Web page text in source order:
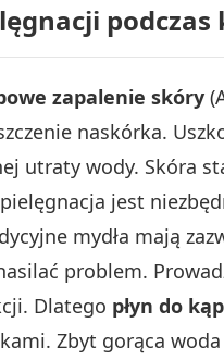
podczas
zapalenie skóry
naskórka.
utraty wody. Skóra
jest
mydła mają
problem.
Dlatego płyn do
Zbyt gorąca